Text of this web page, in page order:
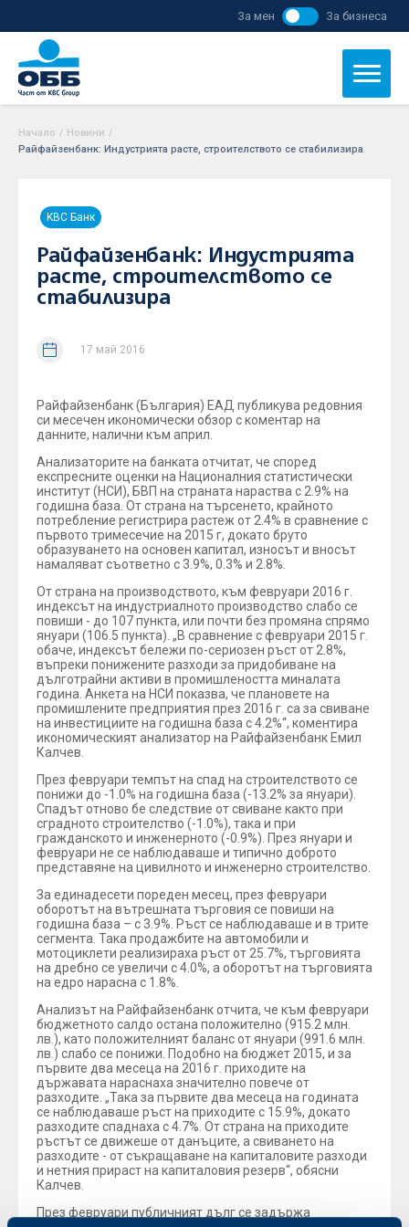
За мен За бизнеса
Начало / Новини /
Райфайзенбанк: Индустрията расте, строителството се стабилизира
KBC Банк
Райфайзенбанк: Индустрията
расте, строителството се
стабилизира
17 май 2016
Райфайзенбанк (България) ЕАД публикува редовния
си месечен икономически обзор с коментар на
данните, налични към април.
Анализаторите на банката отчитат, че според
експресните оценки на Националния статистически
институт (НСИ), БВП на страната нараства с 2.9% на
годишна база. От страна на търсенето, крайното
потребление регистрира растеж от 2.4% в сравнение с
първото тримесечие на 2015 г, докато бруто
образуването на основен капитал, износът и вносът
намаляват съответно с 3.9%, 0.3% и 2.8%.
От страна на производството, към февруари 2016 г.
индексът на индустриалното производство слабо се
повиши - до 107 пункта, или почти без промяна спрямо
януари (106.5 пункта). „В сравнение с февруари 2015 г.
обаче, индексът бележи по-сериозен ръст от 2.8%,
въпреки понижените разходи за придобиване на
дълготрайни активи в промишлеността миналата
година. Анкета на НСИ показва, че плановете на
промишлените предприятия през 2016 г. са за свиване
на инвестициите на годишна база с 4.2%“, коментира
икономическият анализатор на Райфайзенбанк Емил
Калчев.
През февруари темпът на спад на строителството се
понижи до -1.0% на годишна база (-13.2% за януари).
Спадът отново бе следствие от свиване както при
сградното строителство (-1.0%), така и при
гражданското и инженерното (-0.9%). През януари и
февруари не се наблюдаваше и типично доброто
представяне на цивилното и инженерно строителство.
За единадесети пореден месец, през февруари
оборотът на вътрешната търговия се повиши на
годишна база – с 3.9%. Ръст се наблюдаваше и в трите
сегмента. Така продажбите на автомобили и
мотоциклети реализираха ръст от 25.7%, търговията
на дребно се увеличи с 4.0%, а оборотът на търговията
на едро нарасна с 1.8%.
Анализът на Райфайзенбанк отчита, че към февруари
бюджетното салдо остана положително (915.2 млн.
лв.), като положителният баланс от януари (991.6 млн.
лв.) слабо се понижи. Подобно на бюджет 2015, и за
първите два месеца на 2016 г. приходите на
държавата нараснаха значително повече от
разходите. „Така за първите два месеца на годината
се наблюдаваше ръст на приходите с 15.9%, докато
разходите спаднаха с 4.7%. От страна на приходите
ръстът се движеше от данъците, а свиването на
разходите - от съкращаване на капиталовите разходи
и нетния прираст на капиталовия резерв“, обясни
Калчев.
През февруари публичният дълг се задържа